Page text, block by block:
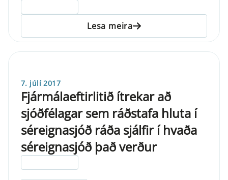
Lesa meira
7. júlí 2017
Fjármálaeftirlitið ítrekar að
sjóðfélagar sem ráðstafa hluta í
séreignasjóð ráða sjálfir í hvaða
séreignasjóð það verður